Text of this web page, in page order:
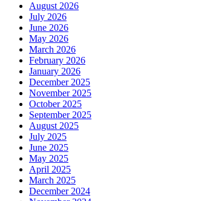
August 2026
July 2026
June 2026
May 2026
March 2026
February 2026
January 2026
December 2025
November 2025
October 2025
September 2025
August 2025
July 2025
June 2025
May 2025
April 2025
March 2025
December 2024